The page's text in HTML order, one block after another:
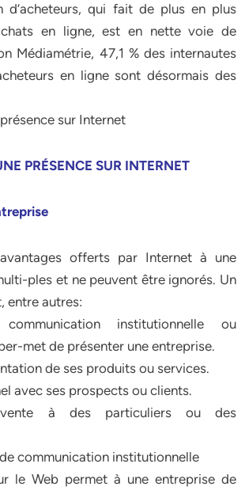
d’acheteurs, qui fait de plus en plus
en ligne, est en nette voie de
Médiamétrie, 47,1 % des internautes
en ligne sont désormais des
sur Internet
PRÉSENCE SUR INTERNET
offerts par Internet à une
ples et ne peuvent être ignorés. Un
entre autres:
institutionnelle ou
met de présenter une entreprise.
de ses produits ou services.
avec ses prospects ou clients.
à des particuliers ou des
communication institutionnelle
le Web permet à une entreprise de